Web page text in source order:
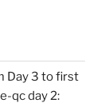
Day 3 to first
qc day 2: